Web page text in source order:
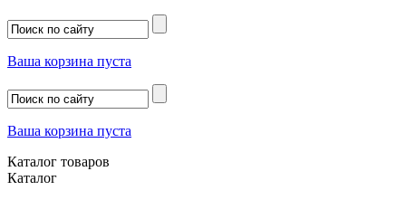
Ваша корзина пуста
Ваша корзина пуста
Каталог товаров
Каталог